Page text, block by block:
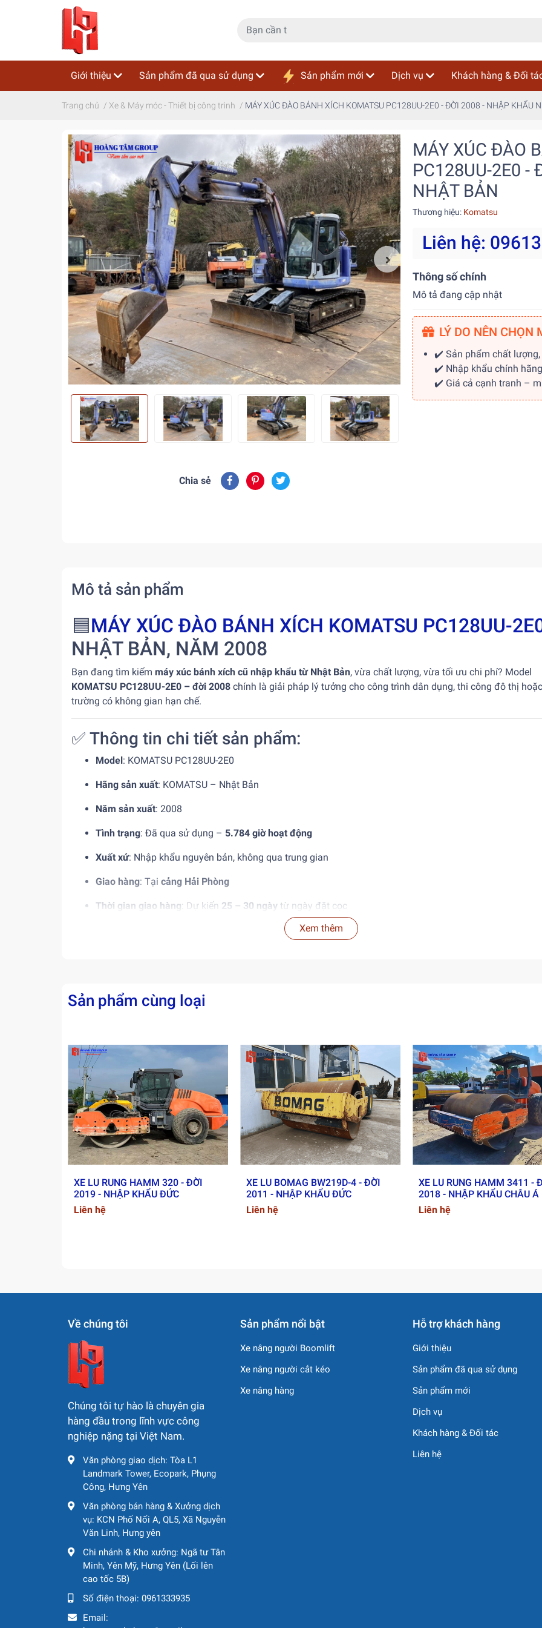
Giới thiệu Sản phẩm đã qua sử dụng Sản phẩm mới Dịch vụ Khách hàng & Đối
Trang chủ / Xe & Máy móc - Thiết bị công trình / MÁY XÚC ĐÀO BÁNH XÍCH KOMATSU PC128UU-2E0 - ĐỜI 2008 - NHẬP KHẨU
Chia sẻ
MÁY XÚC ĐÀO
PC128UU-2E0 -
NHẬT BẢN
Thương hiệu: Komatsu
Liên hệ:
Thông số chính
Mô tả đang cập nhật
LÝ DO NÊN CHỌN
✔️ Sản phẩm chất
✔️ Nhập khẩu chính hãng
✔️ Giá cả cạnh tranh –
Mô tả sản phẩm
🟦MÁY XÚC ĐÀO BÁNH XÍCH KOMATSU PC128UU-
NHẬT BẢN, NĂM 2008
Bạn đang tìm kiếm máy xúc bánh xích cũ nhập khẩu từ Nhật Bản, vừa chất lượng, vừa tối ưu chi phí? Model
KOMATSU PC128UU-2E0 – đời 2008 chính là giải pháp lý tưởng cho công trình dân dụng, thi công đô thị
trường có không gian hạn chế.
✅ Thông tin chi tiết sản phẩm:
Model: KOMATSU PC128UU-2E0
Hãng sản xuất: KOMATSU – Nhật Bản
Năm sản xuất: 2008
Tình trạng: Đã qua sử dụng – 5.784 giờ hoạt động
Xuất xứ: Nhập khẩu nguyên bản, không qua trung gian
Giao hàng: Tại cảng Hải Phòng
Thời gian giao hàng: Dự kiến 25 – 30 ngày từ ngày đặt cọc
🔧 Ưu điểm của KOMATSU PC128UU-2E0:
🔹 Tiết kiệm chi phí
📦 Cam kết & Chính sách bán hàng:
Giao hàng tận nơi tạicảng Hải Phòng
Hỗ trợ video kiểm tra máy thực tế trước khi giao
Tư vấn kỹ thuật và hướng dẫn vận hành miễn phí
Xem thêm
Sản phẩm cùng loại
XE LU RUNG HAMM 320 - ĐỜI
2019 - NHẬP KHẨU ĐỨC
Liên hệ
XE LU BOMAG BW219D-4 - ĐỜI
2011 - NHẬP KHẨU ĐỨC
Liên hệ
XE LU RUNG HAMM 3411 -
2018 - NHẬP KHẨU CHÂU Á
Liên hệ
Về chúng tôi
Chúng tôi tự hào là chuyên gia
hàng đầu trong lĩnh vực công
nghiệp nặng tại Việt Nam.
Văn phòng giao dịch: Tòa L1
Landmark Tower, Ecopark, Phụng
Công, Hưng Yên
Văn phòng bán hàng & Xưởng dịch
vụ: KCN Phố Nối A, QL5, Xã Nguyễn
Văn Linh, Hưng yên
Chi nhánh & Kho xưởng: Ngã tư Tân
Minh, Yên Mỹ, Hưng Yên (Lối lên
cao tốc 5B)
Số điện thoại: 0961333935
Email:
Sản phẩm nổi bật
Xe nâng người Boomlift
Xe nâng người cắt kéo
Xe nâng hàng
Hỗ trợ khách hàng
Giới thiệu
Sản phẩm đã qua sử dụng
Sản phẩm mới
Dịch vụ
Khách hàng & Đối tác
Liên hệ